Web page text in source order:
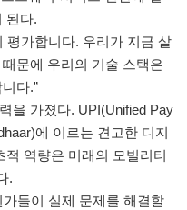
된다.
평가합니다. 우리가 지금 살
문에 우리의 기술 스택은
다.”
을 가졌다. UPI(Unified Pay
에 이르는 견고한 디지
적 역량은 미래의 모빌리티
.
들이 실제 문제를 해결할